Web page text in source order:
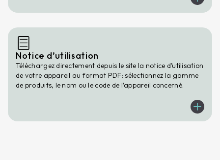
Notice d’utilisation
Téléchargez directement depuis le site la notice d’utilisation
de votre appareil au format PDF: sélectionnez la gamme
de produits, le nom ou le code de l’appareil concerné.